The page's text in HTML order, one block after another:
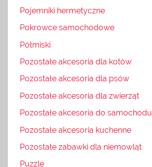
Pojemniki hermetyczne
Pokrowce samochodowe
Półmiski
Pozostałe akcesoria dla kotów
Pozostałe akcesoria dla psów
Pozostałe akcesoria dla zwierząt
Pozostałe akcesoria do samochodu
Pozostałe akcesoria kuchenne
Pozostałe zabawki dla niemowląt
Puzzle